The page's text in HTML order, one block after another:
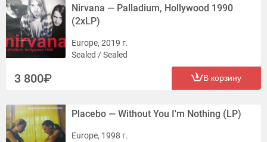
Nirvana — Palladium, Hollywood 1990
(2xLP)
Europe, 2019 г.
Sealed / Sealed
3 800 В корзину
Placebo — Without You I'm Nothing (LP)
Europe, 1998 г.